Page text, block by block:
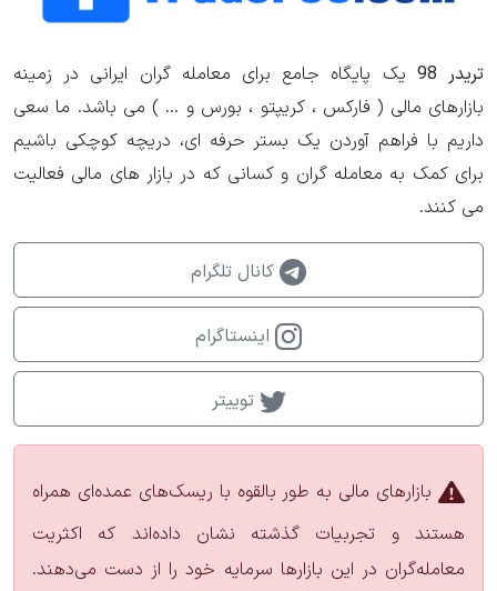
تریدر 98
یک پایگاه جامع برای معامله گران ایرانی در زمینه
بازارهای مالی ( فارکس ، کریپتو ، بورس و ... ) می باشد. ما سعی
داریم با فراهم آوردن یک بستر حرفه ای، دریچه کوچکی باشیم
برای کمک به معامله گران و کسانی که در بازار های مالی فعالیت
می کنند.
کانال تلگرام
اینستاگرام
توییتر
بازارهای مالی به طور بالقوه با ریسک‌های عمده‌ای همراه
هستند و تجربیات گذشته نشان داده‌اند که اکثریت
معامله‌گران در این بازارها سرمایه خود را از دست می‌دهند.